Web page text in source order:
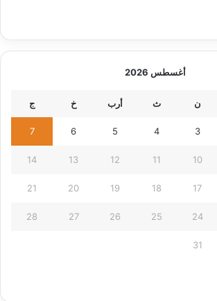
أغسطس 2026
ن ث أرب خ ج
3
4
5
6
7
10
11
12
13
14
17
18
19
20
21
24
25
26
27
28
31